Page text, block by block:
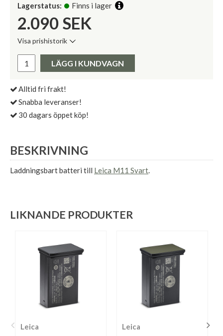
Lagerstatus: Finns i lager
2.090 SEK
Visa prishistorik
Pris:
LÄGG I KUNDVAGN
Alltid fri frakt!
Snabba leveranser!
30 dagars öppet köp!
BESKRIVNING
Laddningsbart batteri till Leica M11 Svart.
LIKNANDE PRODUKTER
Leica Leica